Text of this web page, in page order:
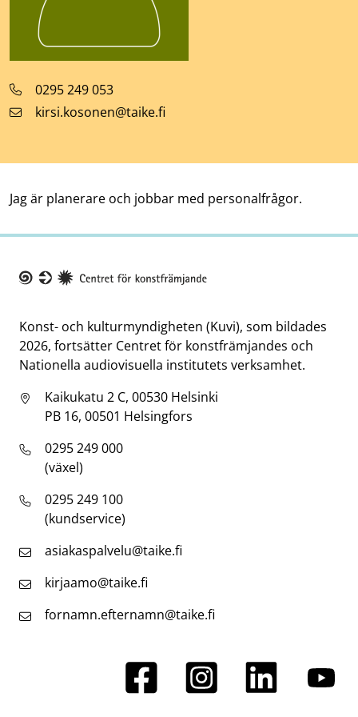
Telefonnummer
0295 249 053
E-
kirsi.kosonen@taike.fi
Jag är planerare och jobbar med personalfrågor.
Konst- och kulturmyndigheten (Kuvi), som bildades
2026, fortsätter Centret för konstfrämjandes och
Nationella audiovisuella institutets verksamhet.
Kaikukatu 2 C, 00530 Helsinki
PB 16, 00501 Helsingfors
0295 249 000
(växel)
0295 249 100
(kundservice)
asiakaspalvelu@taike.fi
kirjaamo@taike.fi
fornamn.efternamn@taike.fi